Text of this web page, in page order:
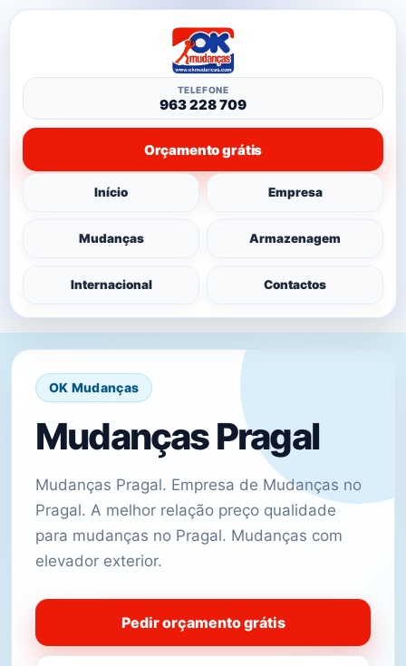
Início Empresa
Mudanças Armazenagem
Internacional Contactos
TELEFONE
963 228 709
Orçamento grátis
OK Mudanças
Mudanças Pragal
Mudanças Pragal. Empresa de Mudanças no
Pragal. A melhor relação preço qualidade
para mudanças no Pragal. Mudanças com
elevador exterior.
Pedir orçamento grátis